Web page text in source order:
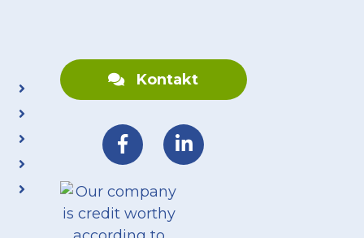
Kontakt